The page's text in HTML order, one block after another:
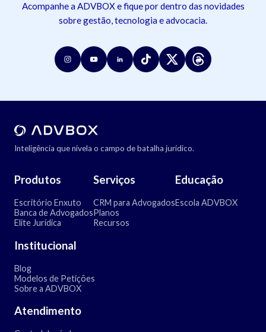
Acompanhe a ADVBOX e fique por dentro das novidades
sobre gestão, tecnologia e advocacia.
Inteligência que nivela o campo de batalha jurídico.
Produtos
Escritório Enxuto
Banca de Advogados
Elite Jurídica
Serviços
CRM para Advogados
Planos
Recursos
Educação
Escola ADVBOX
Institucional
Blog
Modelos de Petições
Sobre a ADVBOX
Atendimento